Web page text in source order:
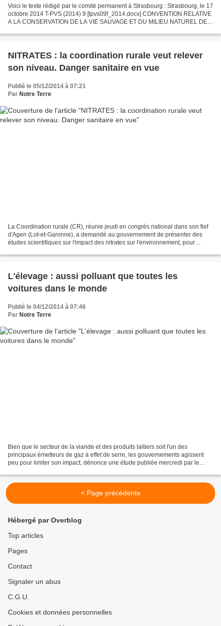
Voici le texte rédigé par le comité permanent à Strasbourg : Strasbourg, le 17
octobre 2014 T-PVS (2014) 9 [tpvs09f_2014.docx] CONVENTION RELATIVE
A LA CONSERVATION DE LA VIE SAUVAGE ET DU MILIEU NATUREL DE
NITRATES : la coordination rurale veut relever
son niveau. Danger sanitaire en vue
Publié le 05/12/2014 à 07:21
Par Notre Terre
La Coordination rurale (CR), réunie jeudi en congrès national dans son fief
d'Agen (Lot-et-Garonne), a demandé au gouvernement de présenter des
études scientifiques sur l'impact des nitrates sur l'environnement, pour
L'élevage : aussi polluant que toutes les
voitures dans le monde
Publié le 04/12/2014 à 07:46
Par Notre Terre
Bien que le secteur de la viande et des produits laitiers soit l'un des
principaux émetteurs de gaz à effet de serre, les gouvernements agissent
peu pour limiter son impact, dénonce une étude publiée mercredi par le
< Page précédente
Hébergé par Overblog
Top articles
Pages
Contact
Signaler un abus
C.G.U.
Cookies et données personnelles